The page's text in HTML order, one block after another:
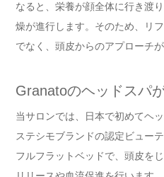
なると、栄養が顔全体に行き渡
燥が進行します。そのため、リ
でなく、頭皮からのアプローチ
Granatoのヘッドスパ
当サロンでは、日本で初めてヘ
ステシモブランドの認定ビュー
フルフラットベッドで、頭皮を